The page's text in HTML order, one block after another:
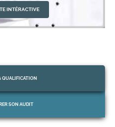
INTÉRACTIVE
QUALIFICATION
SON AUDIT
adresse ses voeux les